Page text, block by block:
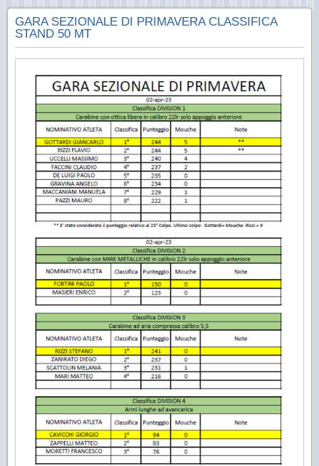
GARA SEZIONALE DI PRIMAVERA CLASSIFICA
STAND 50 MT